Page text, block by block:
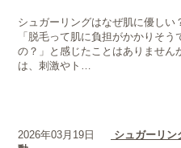
シュガーリングはなぜ肌に優しい
「脱毛って肌に負担がかかりそ
の？」と感じたことはありません
は、刺激やト…
2026年03月19日
シュガーリン